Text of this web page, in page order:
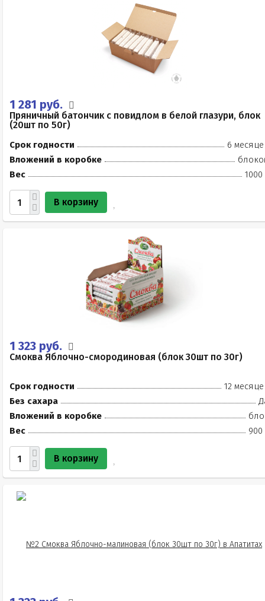
1 281 руб.
Пряничный батончик с повидлом в белой глазури, блок
(20шт по 50г)
Срок годности
6
Вложений в коробке
Вес
1000
В корзину
1 323 руб.
Смоква Яблочно-смородиновая (блок 30шт по 30г)
Срок годности
12
Без сахара
Вложений в коробке
Вес
900
В корзину